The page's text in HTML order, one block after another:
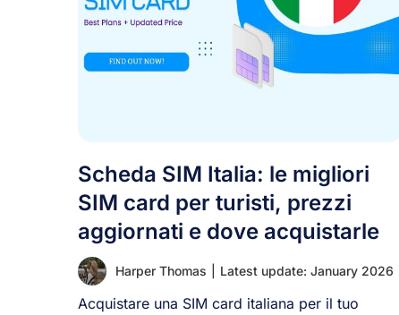
Scheda SIM Italia: le migliori
SIM card per turisti, prezzi
aggiornati e dove acquistarle
Harper Thomas Latest update: January 2026
Acquistare una SIM card italiana per il tuo